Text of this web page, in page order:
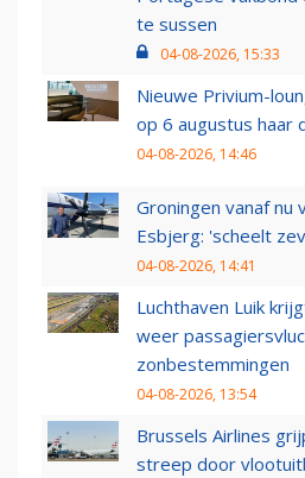
te sussen
04-08-2026, 15:33
Nieuwe Privium-
op 6 augustus haar
04-08-2026, 14:46
Groningen vanaf nu
Esbjerg: 'scheelt
04-08-2026, 14:41
Luchthaven Luik
weer
zonbestemmingen
04-08-2026, 13:54
Brussels Airlines
streep door